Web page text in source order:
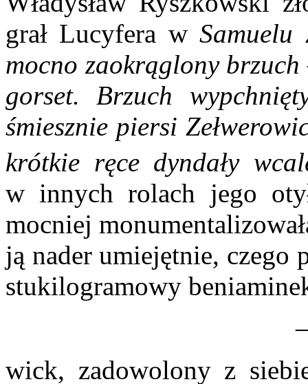
grał Lucyfera wSamuelu
mocno zaokrąglony
gorset. Brzuch
śmiesznie piersi
krótkie ręce dyndały
w innych rolach jego
mocniej
ją nader umiejętnie, czego
stukilogramowy
wick, zadowolony z